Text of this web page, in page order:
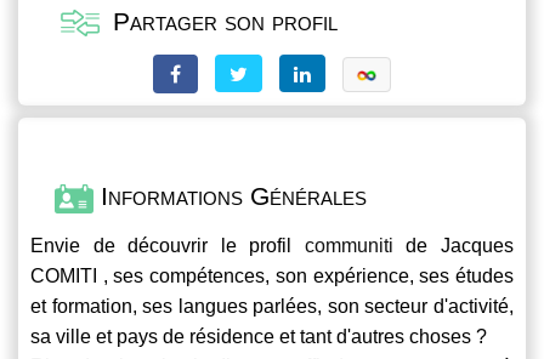
Partager son profil
Informations Générales
Envie de découvrir le profil communiti de Jacques
COMITI , ses compétences, son expérience, ses études
et formation, ses langues parlées, son secteur d'activité,
sa ville et pays de résidence et tant d'autres choses ?